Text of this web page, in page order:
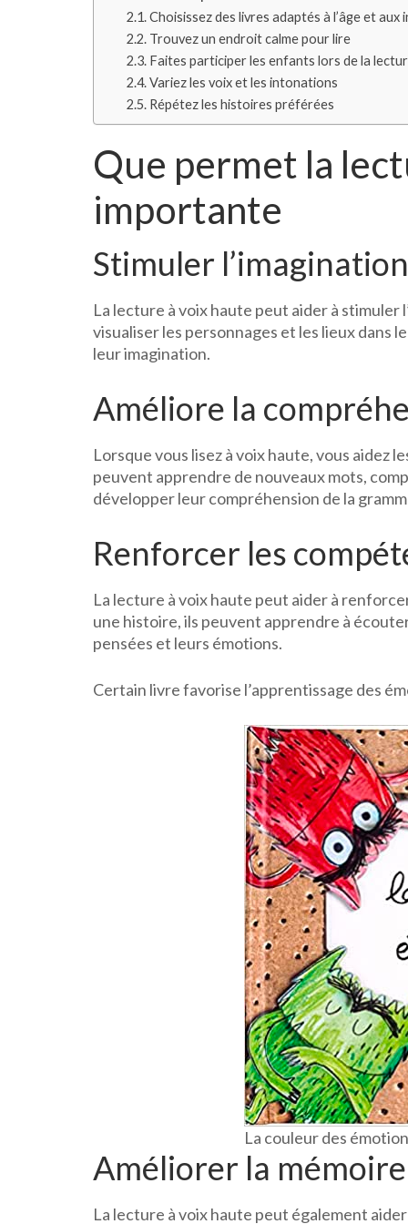
Choisissez des livres adaptés à l’âge et
Trouvez un endroit calme pour lire
Faites participer les enfants lors de la
Variez les voix et les intonations
Répétez les histoires préférées
Que permet la
importante
Stimuler l’imagination
La lecture à voix haute peut aider à
visualiser les personnages et les lieux dans
leur imagination.
Améliore la
Lorsque vous lisez à voix haute, vous aidez
peuvent apprendre de nouveaux mots,
développer leur compréhension de la
Renforcer les
La lecture à voix haute peut aider à
une histoire, ils peuvent apprendre à
pensées et leurs émotions.
Certain livre favorise l’apprentissage des
La couleur des
Améliorer la mémoire
La lecture à voix haute peut également